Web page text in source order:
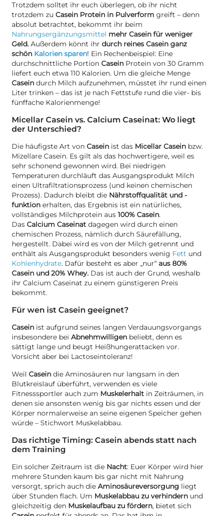
Trotzdem solltet ihr euch überlegen, ob ihr nicht
trotzdem zu Casein Protein in Pulverform greift – denn
absolut betrachtet, bekommt ihr beim
Nahrungsergänzungsmittel mehr Casein für weniger
Geld. Außerdem könnt ihr durch reines Casein ganz
schön Kalorien sparen! Ein Rechenbeispiel: Eine
durchschnittliche Portion Casein Protein von 30 Gramm
liefert euch etwa 110 Kalorien. Um die gleiche Menge
Casein durch Milch aufzunehmen, müsstet ihr rund einen
Liter trinken – das ist je nach Fettstufe rund die vier- bis
fünffache Kalorienmenge!
Micellar Casein vs. Calcium Caseinat: Wo liegt
der Unterschied?
Die häufigste Art von Casein ist das Micellar Casein bzw.
Mizellare Casein. Es gilt als das hochwertigere, weil es
sehr schonend gewonnen wird. Bei niedrigen
Temperaturen durchläuft das Ausgangsprodukt Milch
einen Ultrafiltrationsprozess (und keinen chemischen
Prozess). Dadurch bleibt die Nährstoffqualität und -
funktion erhalten, das Ergebnis ist ein natürliches,
vollständiges Milchprotein aus 100% Casein.
Das Calcium Caseinat dagegen wird durch einen
chemischen Prozess, nämlich durch Säurefällung,
hergestellt. Dabei wird es von der Milch getrennt und
enthält als Ausgangsprodukt besonders wenig Fett und
Kohlenhydrate. Dafür besteht es aber „nur“ aus 80%
Casein und 20% Whey. Das ist auch der Grund, weshalb
ihr Calcium Caseinat zu einem günstigeren Preis
bekommt.
Für wen ist Casein geeignet?
Casein ist aufgrund seines langen Verdauungsvorgangs
insbesondere bei Abnehmwilligen beliebt, denn es
sättigt lange und beugt Heißhungerattacken vor.
Vorsicht aber bei Lactoseintoleranz!
Weil Casein die Aminosäuren nur langsam in den
Blutkreislauf überführt, verwenden es viele
Fitnesssportler auch zum Muskelerhalt in Zeiträumen, in
denen sie ansonsten wenig bis gar nichts essen und der
Körper normalerweise an seine eigenen Speicher gehen
würde – Stichwort Muskelabbau.
Das richtige Timing: Casein abends statt nach
dem Training
Ein solcher Zeitraum ist die Nacht: Euer Körper wird hier
mehrere Stunden kaum bis gar nicht mit Nahrung
versorgt, sprich auch die Aminosäureversorgung liegt
über Stunden flach. Um Muskelabbau zu verhindern und
gleichzeitig den Muskelaufbau zu fördern, bietet sich